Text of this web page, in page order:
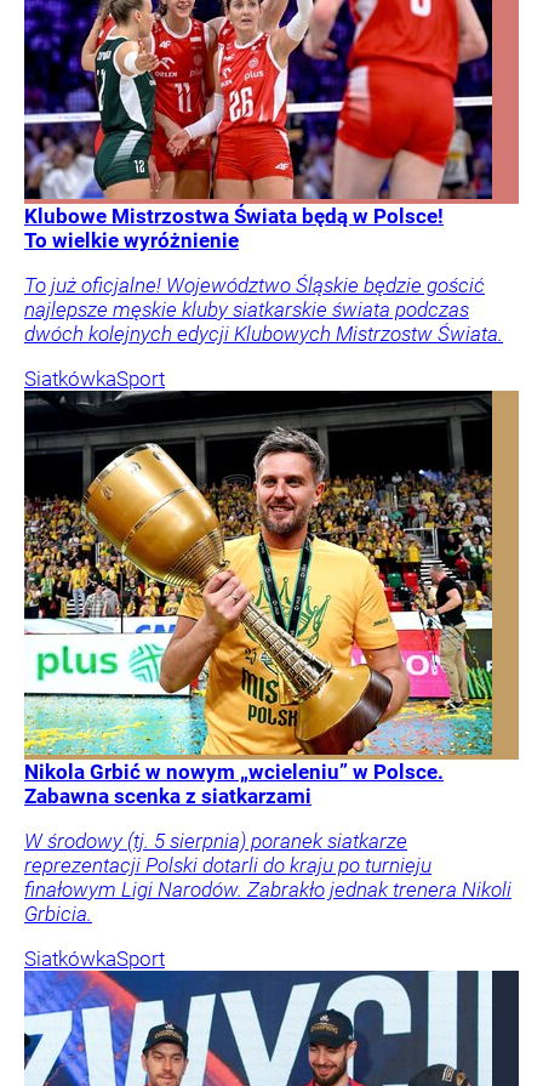
Klubowe Mistrzostwa Świata będą w Polsce!
To wielkie wyróżnienie
To już oficjalne! Województwo Śląskie będzie gościć
najlepsze męskie kluby siatkarskie świata podczas
dwóch kolejnych edycji Klubowych Mistrzostw Świata.
SiatkówkaSport
Nikola Grbić w nowym „wcieleniu” w Polsce.
Zabawna scenka z siatkarzami
W środowy (tj. 5 sierpnia) poranek siatkarze
reprezentacji Polski dotarli do kraju po turnieju
finałowym Ligi Narodów. Zabrakło jednak trenera Nikoli
Grbicia.
SiatkówkaSport